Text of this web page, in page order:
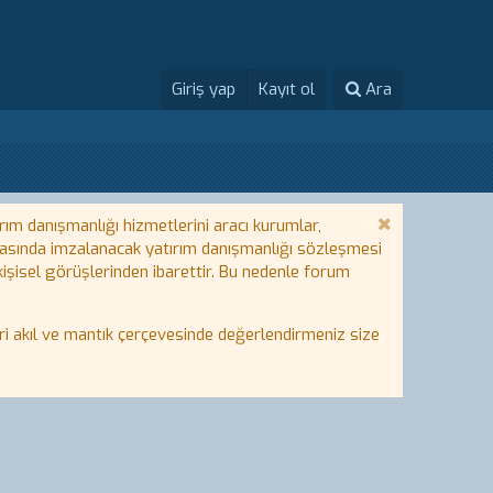
Giriş yap Kayıt ol Ara
danışmanlığı hizmetlerini aracı kurumlar,
imzalanacak yatırım danışmanlığı sözleşmesi
görüşlerinden ibarettir. Bu nedenle forum
ve mantık çerçevesinde değerlendirmeniz size